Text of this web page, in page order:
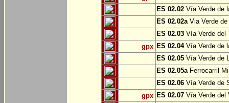
ES 02.02 Vía Verde de
ES 02.02aVia Verde de
ES 02.03 Vía Verde del
gpx ES 02.04Vía Verde de
ES 02.05 Vía Verde de
ES 02.05aFerrocarril
ES 02.06 Vía Verde de
gpx ES 02.07 Vía Verde del